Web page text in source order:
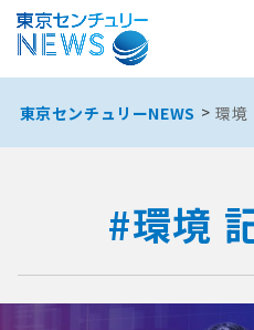
東京センチュリーNEWS 環境
#環境